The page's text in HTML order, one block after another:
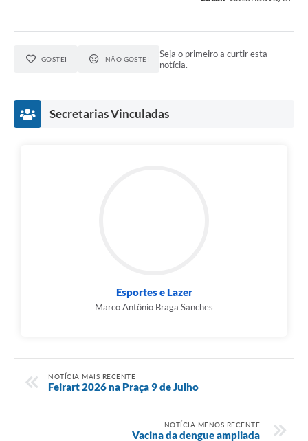
GOSTEI NÃO GOSTEI
Seja o primeiro a curtir esta
notícia.
Secretarias Vinculadas
Esportes e Lazer
Marco Antônio Braga Sanches
NOTÍCIA MAIS RECENTE
Feirart 2026 na Praça 9 de Julho
NOTÍCIA MENOS RECENTE
Vacina da dengue ampliada